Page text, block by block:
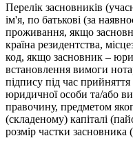
Перелік засновників
ім'я, по батькові (за
проживання, якщо
країна резидентства,
код, якщо засновник –
встановлення вимоги
підпису під час прийняття
юридичної особи та/або
правочину, предметом
(складеному) капіталі
розмір частки засновника